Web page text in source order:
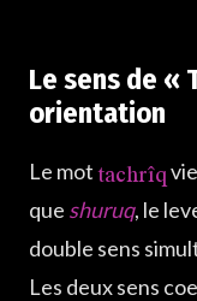
Le sens de «
orientation
Le mottachrîq
que shuruq, le
double sens
Les deux sens